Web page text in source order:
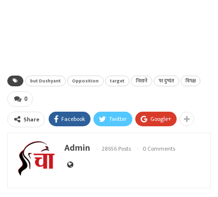
but Dushyant Opposition target निशाने पर दुष्यंत विपक्ष
0
Share Facebook Twitter Google+
Admin 28656 Posts 0 Comments